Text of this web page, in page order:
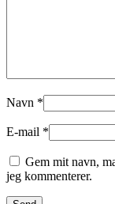
Navn *
E-mail *
Gem mit navn,
jeg kommenterer.